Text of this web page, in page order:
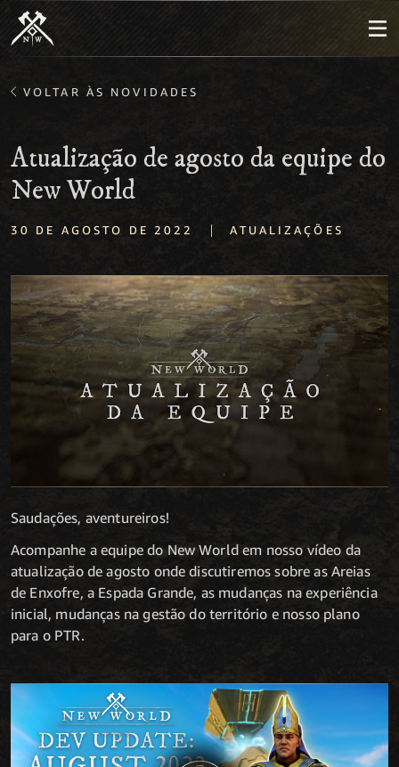
VOLTAR ÀS NOVIDADES
Atualização de agosto da equipe do
New World
30 DE AGOSTO DE 2022 | ATUALIZAÇÕES
Saudações, aventureiros!
Acompanhe a equipe do New World em nosso vídeo da
atualização de agosto onde discutiremos sobre as Areias
de Enxofre, a Espada Grande, as mudanças na experiência
inicial, mudanças na gestão do território e nosso plano
para o PTR.